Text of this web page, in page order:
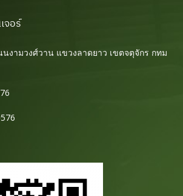
จอร์
นงามวงศ์วาน แขวงลาดยาว เขตจตุจักร กทม